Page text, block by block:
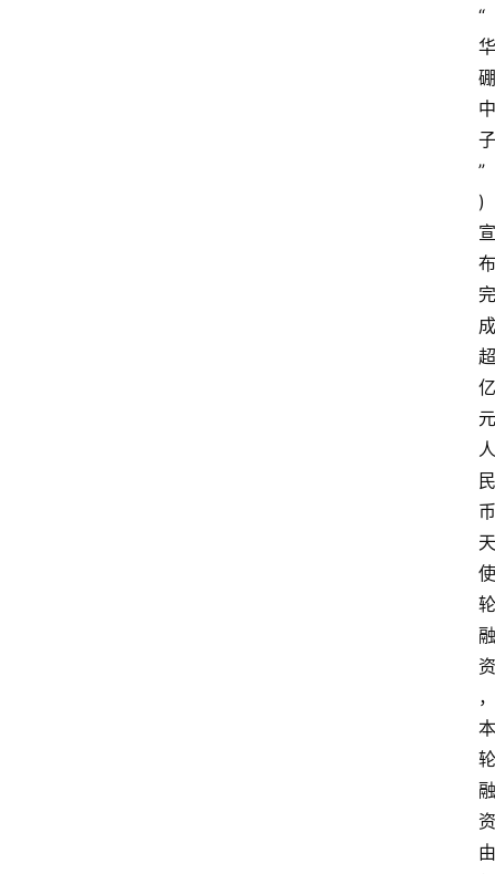
“
华
硼
中
子
”
)
宣
布
完
成
超
亿
元
人
民
币
天
使
轮
融
资
，
本
轮
融
资
由